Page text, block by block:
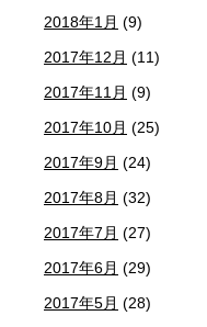
2018年1月 (9)
2017年12月 (11)
2017年11月 (9)
2017年10月 (25)
2017年9月 (24)
2017年8月 (32)
2017年7月 (27)
2017年6月 (29)
2017年5月 (28)